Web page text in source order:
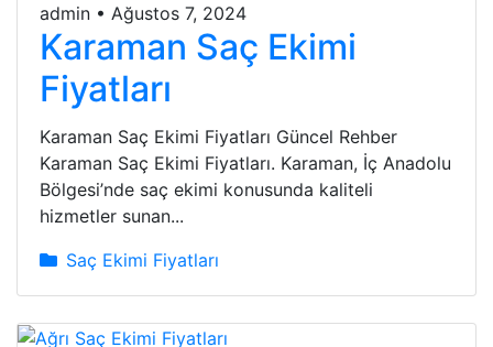
admin • Ağustos 7, 2024
Karaman Saç Ekimi
Fiyatları
Karaman Saç Ekimi Fiyatları Güncel Rehber
Karaman Saç Ekimi Fiyatları. Karaman, İç Anadolu
Bölgesi’nde saç ekimi konusunda kaliteli
hizmetler sunan...
Saç Ekimi Fiyatları